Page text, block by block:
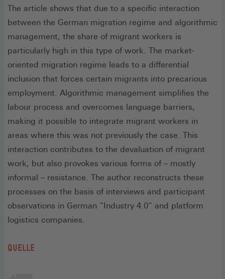
The article shows that due to a specific interaction
between the German migration regime and algorithmic
management, the share of migrant workers is
particularly high in this type of work. The market-
oriented migration regime leads to a differential
inclusion that forces certain migrants into precarious
employment. Algorithmic management simplifies the
labour process and overcomes language barriers,
making it possible to integrate migrant workers in
areas where this was not previously the case. This
interaction contributes to the devaluation of migrant
work, but also provokes various forms of – mostly
informal – resistance. The author reconstructs these
processes on the basis of interviews and participant
observations in German “Industry 4.0” and platform
logistics companies.
QUELLE